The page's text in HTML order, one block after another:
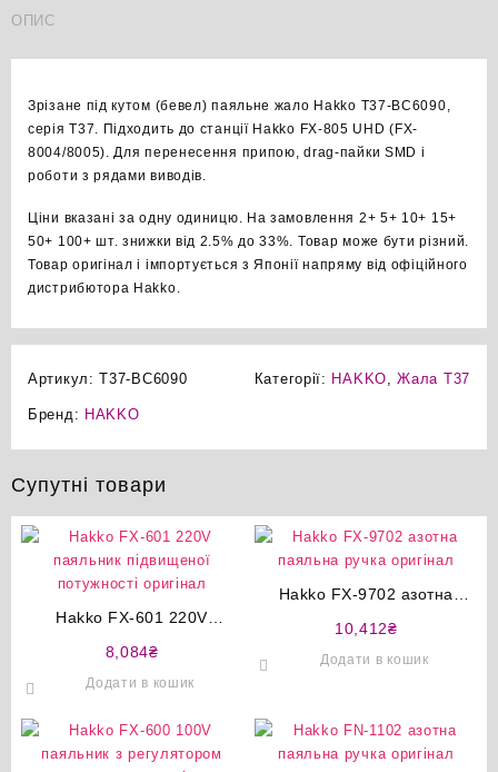
паяльне
ОПИС
Зрізане під кутом (бевел) паяльне жало Hakko T37-BC6090,
серія T37. Підходить до станції Hakko FX-805 UHD (FX-
8004/8005). Для перенесення припою, drag-пайки SMD і
роботи з рядами виводів.
Ціни вказані за одну одиницю. На замовлення 2+ 5+ 10+ 15+
50+ 100+ шт. знижки від 2.5% до 33%. Товар може бути різний.
Товар оригінал і імпортується з Японії напряму від офіційного
дистрибютора Hakko.
Артикул:T37-BC6090 Категорії: HAKKO ,Жала T37
Бренд: HAKKO
Супутні товари
Hakko FX-601 220V
потужності оригінал
8,084₴
Додати в кошик
Hakko FX-9702 азотна
10,412₴
Додати в кошик